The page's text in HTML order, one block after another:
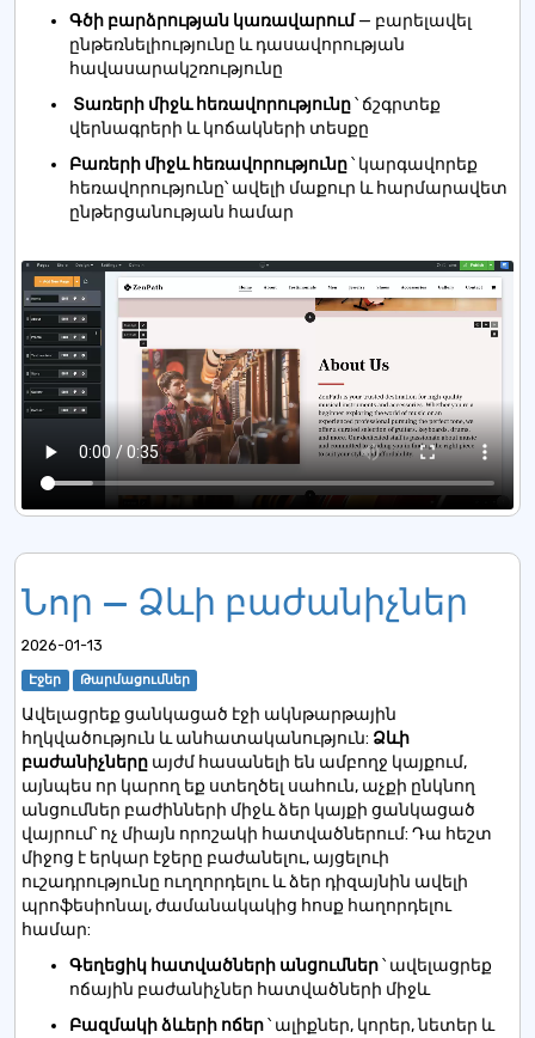
Գծի բարձրության կառավարում — բարելավել
ընթեռնելիությունը և դասավորության
հավասարակշռությունը
Տառերի միջև հեռավորությունը՝ ճշգրտեք
վերնագրերի և կոճակների տեսքը
Բառերի միջև հեռավորությունը՝ կարգավորեք
հեռավորությունը՝ ավելի մաքուր և հարմարավետ
ընթերցանության համար
Նոր — Ձևի բաժանիչներ
2026-01-13
Էջեր Թարմացումներ
Ավելացրեք ցանկացած էջի ակնթարթային
հղկվածություն և անհատականություն: Ձևի
բաժանիչները այժմ հասանելի են ամբողջ կայքում,
այնպես որ կարող եք ստեղծել սահուն, աչքի ընկնող
անցումներ բաժինների միջև ձեր կայքի ցանկացած
վայրում՝ ոչ միայն որոշակի հատվածներում: Դա հեշտ
միջոց է երկար էջերը բաժանելու, այցելուի
ուշադրությունը ուղղորդելու և ձեր դիզայնին ավելի
պրոֆեսիոնալ, ժամանակակից հոսք հաղորդելու
համար:
Գեղեցիկ հատվածների անցումներ՝ ավելացրեք
ոճային բաժանիչներ հատվածների միջև
Բազմակի ձևերի ոճեր՝ ալիքներ, կորեր, նետեր և